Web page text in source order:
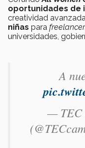
oportunidades de
creatividad avanzada
niñas para
universidades,
A
— TEC